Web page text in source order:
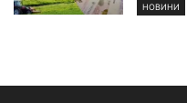
НОВИНИ